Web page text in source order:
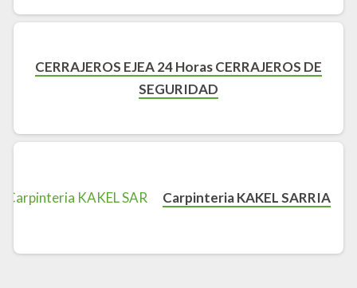
CERRAJEROS EJEA 24 Horas CERRAJEROS DE
SEGURIDAD
Carpinteria KAKEL SARRIA